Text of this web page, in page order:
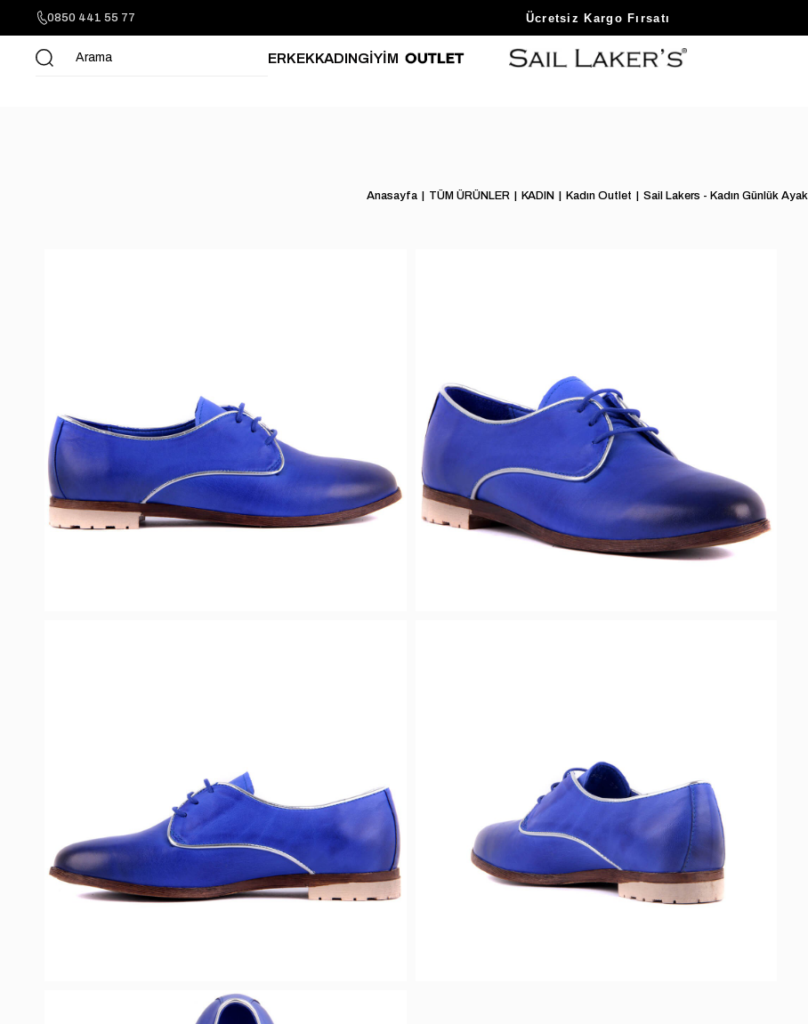
0850 441 55 77 Sezon Sonu Fırsatlarını Keşfet
ERKEKKADINGİYİM
Anasayfa TÜM ÜRÜNLER KADIN Kadın Outlet Sail Lakers - Kadın Günlük